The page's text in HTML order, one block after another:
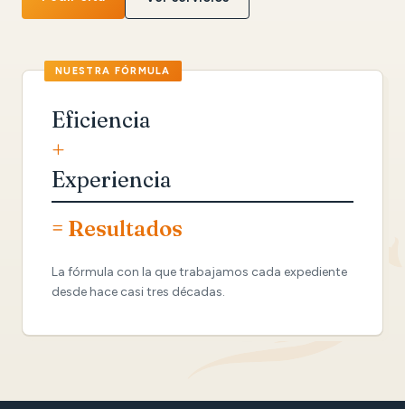
Eficiencia
+
Experiencia
= Resultados
La fórmula con la que trabajamos cada expediente
desde hace casi tres décadas.